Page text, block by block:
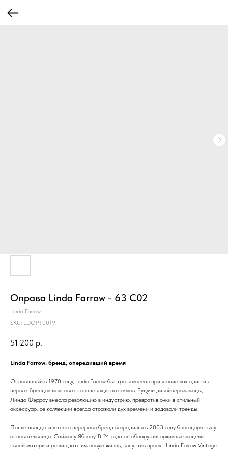
Оправа Linda Farrow - 63 С02
Linda Farrow
SKU: LDOPT0019
51 200 р.
Linda Farrow: бренд, опередивший время
Основанный в 1970 году, Linda Farrow быстро завоевал признание как один из
первых брендов люксовых солнцезащитных очков. Будучи дизайнером моды,
Линда Фэрроу внесла революцию в индустрию, превратив очки в стильный
аксессуар. Ее коллекции всегда отражали дух времени и задавали тренды.
После двадцатилетнего перерыва бренд возродился в 2003 году благодаря сыну
основательницы, Саймону Яблону. В 24 года он обнаружил архивные модели
своей матери и решил дать им новую жизнь, запустив проект Linda Farrow Vintage.